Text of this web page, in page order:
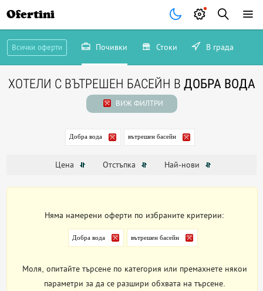
Ofertini
Всички оферти Почивки Стоки В града
ХОТЕЛИ С ВЪТРЕШЕН БАСЕЙН В ДОБРА ВОДА
ВИЖ ФИЛТРИ
Добра вода вътрешен басейн
Цена Отстъпка Най-нови
Няма намерени оферти по избраните критерии:
Добра вода вътрешен басейн
Моля, опитайте търсене по категория или премахнете някои
параметри за да се разшири обхвата на търсене.